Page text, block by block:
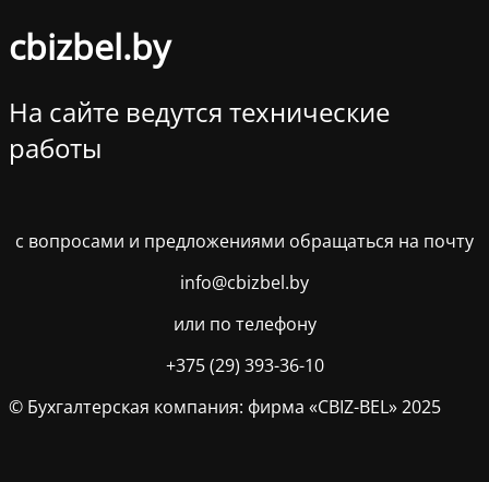
cbizbel.by
На сайте ведутся технические
работы
c вопросами и предложениями обращаться на почту
info@cbizbel.by
или по телефону
+375 (29) 393-36-10
© Бухгалтерская компания: фирма «CBIZ-BEL» 2025